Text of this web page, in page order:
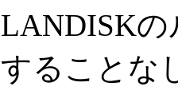
LANDISK
することな